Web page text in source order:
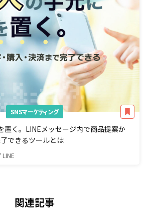
SNSマーケティング
置く。LINEメッセージ内で商品提案か
できるツールとは
関連記事